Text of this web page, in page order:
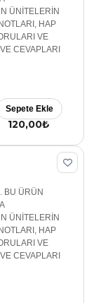
ÜNİTELERİN
HAP
VE
CEVAPLARI
120,00₺
Sepete Ekle
BU ÜRÜN
ÜNİTELERİN
HAP
VE
CEVAPLARI